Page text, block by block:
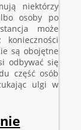
niektórzy
osoby po
może
są obojętne
odbywać się
część osób
ulgi w